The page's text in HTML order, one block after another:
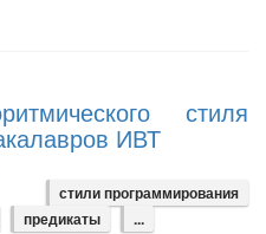
стиля
ИВТ
стили программирования
предикаты ...